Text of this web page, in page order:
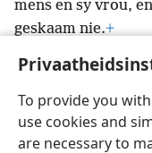
To provide you
use cookies and
are necessary to
mens en sy vrou,
geskaam nie.+
Copyright© 2026 Watch